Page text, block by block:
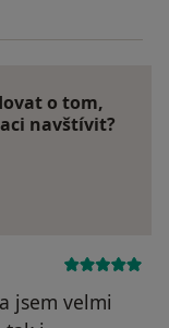
o tom,
navštívit?
jsem velmi